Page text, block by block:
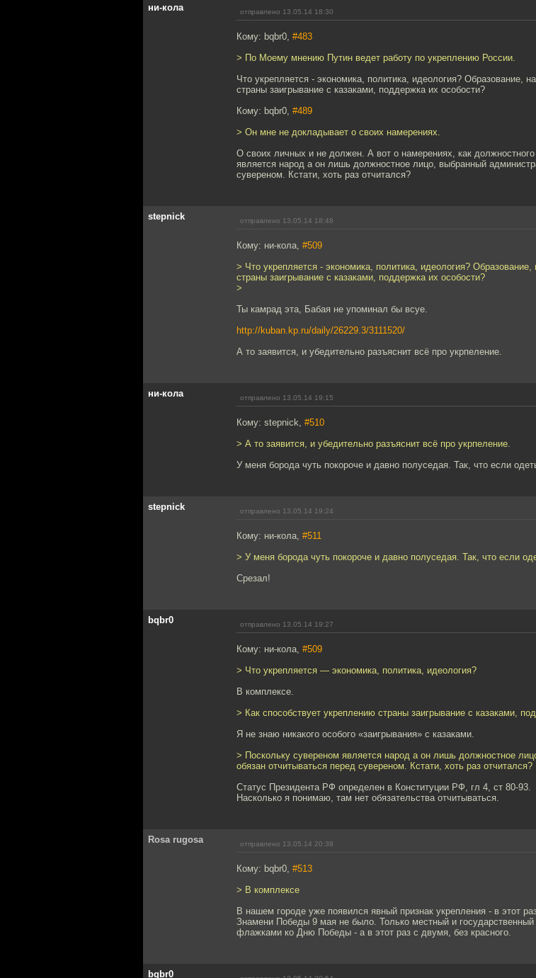
ни-кола отправлено 13.05.14 18:30
Кому: bqbr0, #483
> По Моему мнению Путин ведет работу по укреплению России.
Что укрепляется - экономика, политика, идеология? Образование,
страны заигрывание с казаками, поддержка их особости?
Кому: bqbr0, #489
> Он мне не докладывает о своих намерениях.
О своих личных и не должен. А вот о намерениях, как
является народ а он лишь должностное лицо, выбранный
сувереном. Кстати, хоть раз отчитался?
stepnick отправлено 13.05.14 18:48
Кому: ни-кола, #509
> Что укрепляется - экономика, политика, идеология?
страны заигрывание с казаками, поддержка их особости?
>
Ты камрад эта, Бабая не упоминал бы всуе.
http://kuban.kp.ru/daily/26229.3/3111520/
А то заявится, и убедительно разъяснит всё про укрпеление.
ни-кола отправлено 13.05.14 19:15
Кому: stepnick, #510
> А то заявится, и убедительно разъяснит всё про укрпеление.
У меня борода чуть покороче и давно полуседая. Так, что если
stepnick отправлено 13.05.14 19:24
Кому: ни-кола, #511
> У меня борода чуть покороче и давно полуседая. Так, что если
Срезал!
bqbr0 отправлено 13.05.14 19:27
Кому: ни-кола, #509
> Что укрепляется — экономика, политика, идеология?
В комплексе.
> Как способствует укреплению страны заигрывание с казаками,
Я не знаю никакого особого «заигрывания» с казаками.
> Поскольку сувереном является народ а он лишь должностное
обязан отчитываться перед сувереном. Кстати, хоть раз отчитался?
Статус Президента РФ определен в Конституции РФ, гл 4, ст 80-93.
Насколько я понимаю, там нет обязательства отчитываться.
Rosa rugosa отправлено 13.05.14 20:38
Кому: bqbr0, #513
> В комплексе
В нашем городе уже появился явный признак укрепления - в этот
Знамени Победы 9 мая не было. Только местный и
флажками ко Дню Победы - а в этот раз с двумя, без красного.
bqbr0